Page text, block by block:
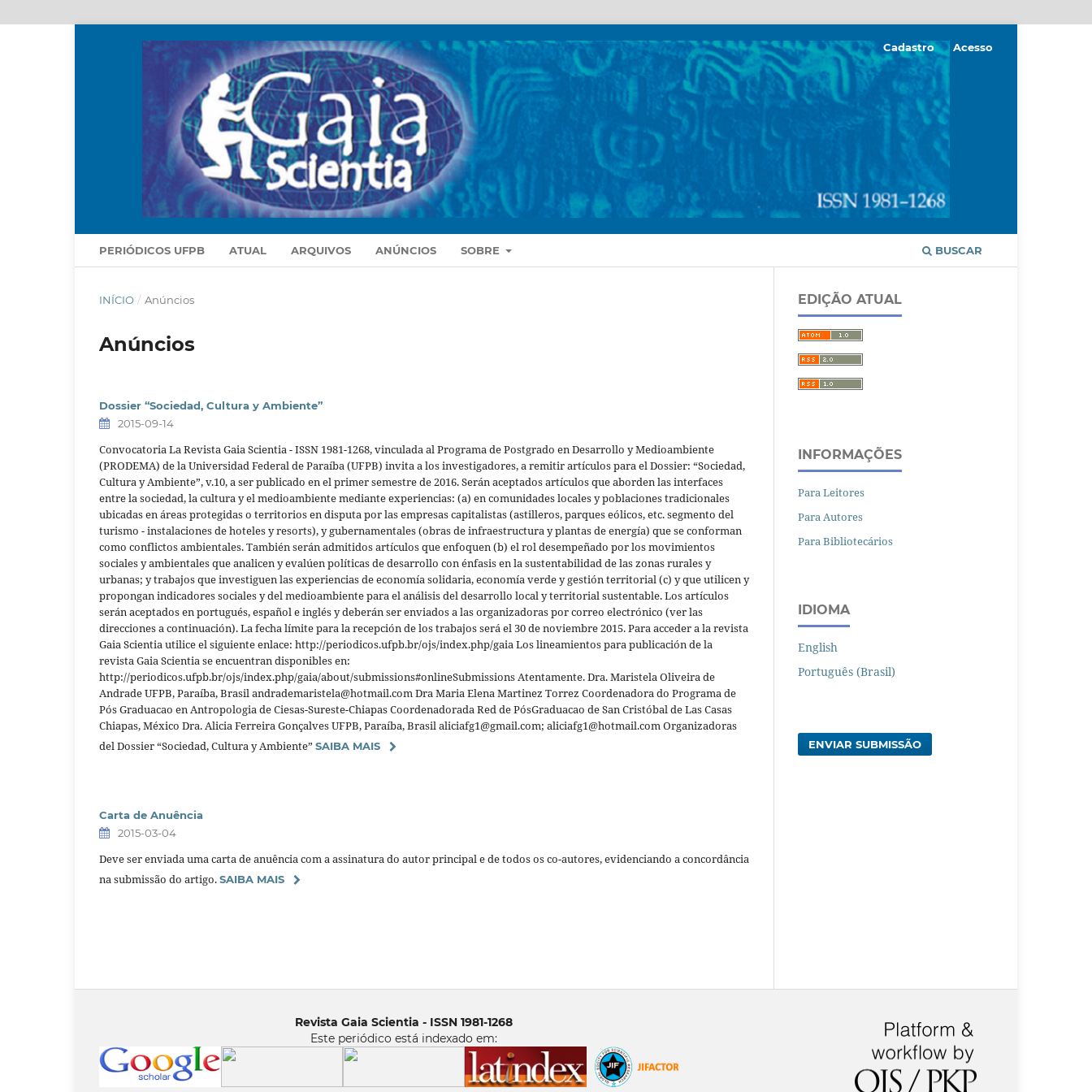
PERIÓDICOS UFPB ATUAL ARQUIVOS ANÚNCIOS SOBRE BUSCAR
Cadastro Acesso
INÍCIO / Anúncios
Anúncios
Dossier “Sociedad, Cultura y Ambiente”
2015-09-14
Convocatoria La Revista Gaia Scientia - ISSN 1981-1268, vinculada al Programa de Postgrado en Desarrollo y Medioambiente
(PRODEMA) de la Universidad Federal de Paraíba (UFPB) invita a los investigadores, a remitir artículos para el Dossier: “Sociedad,
Cultura y Ambiente”, v.10, a ser publicado en el primer semestre de 2016. Serán aceptados artículos que aborden las interfaces
entre la sociedad, la cultura y el medioambiente mediante experiencias: (a) en comunidades locales y poblaciones tradicionales
ubicadas en áreas protegidas o territorios en disputa por las empresas capitalistas (astilleros, parques eólicos, etc. segmento del
turismo - instalaciones de hoteles y resorts), y gubernamentales (obras de infraestructura y plantas de energía) que se conforman
como conflictos ambientales. También serán admitidos artículos que enfoquen (b) el rol desempeñado por los movimientos
sociales y ambientales que analicen y evalúen políticas de desarrollo con énfasis en la sustentabilidad de las zonas rurales y
urbanas; y trabajos que investiguen las experiencias de economía solidaria, economía verde y gestión territorial (c) y que utilicen y
propongan indicadores sociales y del medioambiente para el análisis del desarrollo local y territorial sustentable. Los artículos
serán aceptados en portugués, español e inglés y deberán ser enviados a las organizadoras por correo electrónico (ver las
direcciones a continuación). La fecha límite para la recepción de los trabajos será el 30 de noviembre 2015. Para acceder a la revista
Gaia Scientia utilice el siguiente enlace: http://periodicos.ufpb.br/ojs/index.php/gaia Los lineamientos para publicación de la
revista Gaia Scientia se encuentran disponibles en:
http://periodicos.ufpb.br/ojs/index.php/gaia/about/submissions#onlineSubmissions Atentamente. Dra. Maristela Oliveira de
Andrade UFPB, Paraíba, Brasil andrademaristela@hotmail.com Dra Maria Elena Martinez Torrez Coordenadora do Programa de
Pós Graduacao en Antropologia de Ciesas-Sureste-Chiapas Coordenadorada Red de PósGraduacao de San Cristóbal de Las Casas
Chiapas, México Dra. Alicia Ferreira Gonçalves UFPB, Paraíba, Brasil aliciafg1@gmail.com; aliciafg1@hotmail.com Organizadoras
del Dossier “Sociedad, Cultura y Ambiente” SAIBA MAIS
Carta de Anuência
2015-03-04
Deve ser enviada uma carta de anuência com a assinatura do autor principal e de todos os co-autores, evidenciando a concordância
na submissão do artigo.SAIBA MAIS
EDIÇÃO ATUAL
INFORMAÇÕES
Para Leitores
Para Autores
Para Bibliotecários
IDIOMA
English
Português (Brasil)
ENVIAR SUBMISSÃO
Revista Gaia Scientia - ISSN 1981-1268
Este periódico está indexado em: